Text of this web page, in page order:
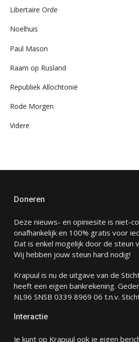
Libertaire Orde
Noelhuis
Paul Mason
Raam op Rusland
Republiek Allochtonië
Rode Morgen
Videre
Doneren
Deze nieuws- en opiniesite is niet-
onafhankelijk en 100% gratis voor
Dat is enkel mogelijk door de steun
Wij hebben jouw steun hard nodig!
Krapuul is nu de uitgave van de
heeft een eigen bankrekening.
NL96 SNSB 0339 8969 06 t.n.v.
Interactie
Je kunt op Krapuul ook je eigen